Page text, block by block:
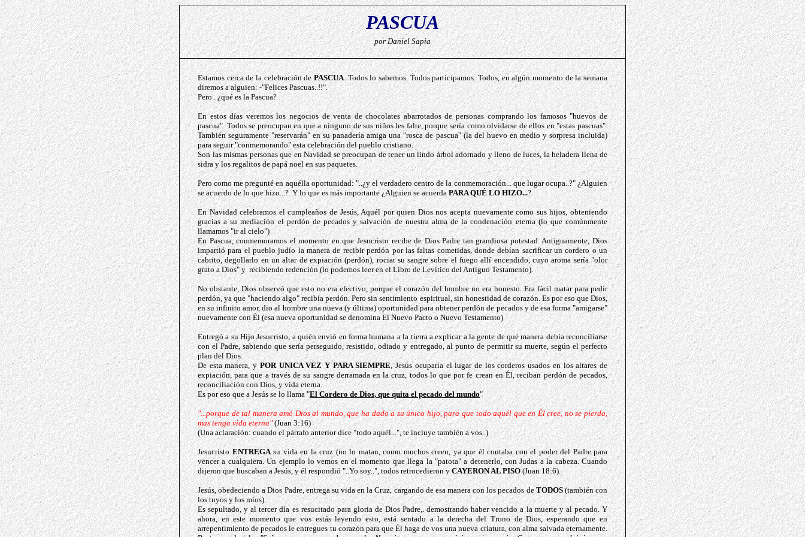
PASCUA
por Daniel Sapia
Estamos cerca de la celebración dePASCUA. Todos lo sabemos. Todos participamos. Todos, en algún momento de la semana
diremos a alguien: -"Felices Pascuas..!!".
Pero.. ¿qué es la Pascua?
En estos días veremos los negocios de venta de chocolates abarrotados de personas comprando los famosos "huevos de
pascua". Todos se preocupan en que a ninguno de sus niños les falte, porque sería como olvidarse de ellos en "estas pascuas".
También seguramente "reservarán" en su panadería amiga una "rosca de pascua" (la del huevo en medio y sorpresa incluida)
para seguir "conmemorando" esta celebración del pueblo cristiano.
Son las mismas personas que en Navidad se preocupan de tener un lindo árbol adornado y lleno de luces, la heladera llena de
sidra y los regalitos de papá noel en sus paquetes.
Pero como me pregunté en aquélla oportunidad: "..¿y el verdadero centro de la conmemoración... que lugar ocupa..?" ¿Alguien
se acuerdo de lo que hizo...? Y lo que es más importante ¿Alguien se acuerdaPARA QUÉ LO HIZO...?
En Navidad celebramos el cumpleaños de Jesús, Aquél por quien Dios nos acepta nuevamente como sus hijos, obteniendo
gracias a su mediación el perdón de pecados y salvación de nuestra alma de la condenación eterna (lo que comúnmente
llamamos "ir al cielo")
En Pascua, conmemoramos el momento en que Jesucristo recibe de Dios Padre tan grandiosa potestad. Antiguamente, Dios
impartió para el pueblo judío la manera de recibir perdón por las faltas cometidas, donde debían sacrificar un cordero o un
cabrito, degollarlo en un altar de expiación (perdón), rociar su sangre sobre el fuego allí encendido, cuyo aroma sería "olor
grato a Dios" y recibiendo redención (lo podemos leer en el Libro de Levítico del Antiguo Testamento).
No obstante, Dios observó que esto no era efectivo, porque el corazón del hombre no era honesto. Era fácil matar para pedir
perdón, ya que "haciendo algo" recibía perdón. Pero sin sentimiento espiritual, sin honestidad de corazón. Es por eso que Dios,
en su infinito amor, dio al hombre una nueva (y última) oportunidad para obtener perdón de pecados y de esa forma "amigarse"
nuevamente con Él (esa nueva oportunidad se denomina El Nuevo Pacto o Nuevo Testamento)
Entregó a su Hijo Jesucristo, a quién envió en forma humana a la tierra a explicar a la gente de qué manera debía reconciliarse
con el Padre, sabiendo que sería perseguido, resistido, odiado y entregado, al punto de permitir su muerte, según el perfecto
plan del Dios.
De esta manera, yPOR UNICA VEZ Y PARA SIEMPRE, Jesús ocuparía el lugar de los corderos usados en los altares de
expiación, para que a través de su sangre derramada en la cruz, todos lo que por fe crean en Él, reciban perdón de pecados,
reconciliación con Dios, y vida eterna.
Es por eso que a Jesús se lo llama "El Cordero de Dios, que quita el pecado del mundo"
"...porque de tal manera amó Dios al mundo, que ha dado a su único hijo, para que todo aquél que en Él cree, no se pierda,
mas tenga vida eterna"(Juan 3:16)
(Una aclaración: cuando el párrafo anterior dice "todo aquél...", te incluye también a vos..)
JesucristoENTREGAsu vida en la cruz (no lo matan, como muchos creen, ya que él contaba con el poder del Padre para
vencer a cualquiera. Un ejemplo lo vemos en el momento que llega la "patota" a detenerlo, con Judas a la cabeza. Cuando
dijeron que buscaban a Jesús, y él respondió "..Yo soy..", todos retrocedieron yCAYERON AL PISO(Juan 18:6).
Jesús, obedeciendo a Dios Padre, entrega su vida en la Cruz, cargando de esa manera con los pecados deTODOS(también con
los tuyos y los míos).
Es sepultado, y al tercer día es resucitado para gloria de Dios Padre,. demostrando haber vencido a la muerte y al pecado. Y
ahora, en este momento que vos estás leyendo esto, está sentado a la derecha del Trono de Dios, esperando que en
arrepentimiento de pecados le entregues tu corazón para que Él haga de vos una nueva criatura, con alma salvada eternamente.